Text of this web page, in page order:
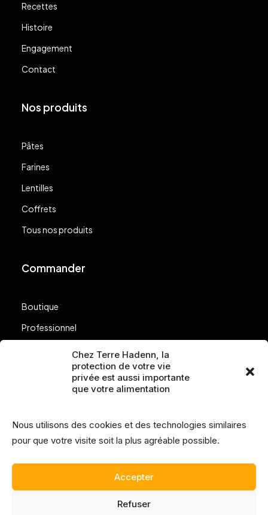
Chez Terre Hadenn, la
protection de votre vie
privée est aussi importante
que votre alimentation
Nous utilisons des cookies et des technologies similaires
pour que votre visite soit la plus agréable possible.
Accepter
Refuser
Recettes
Histoire
Engagement
Contact
Nos produits
Pâtes
Farines
Lentilles
Coffrets
Tous nos produits
Commander
Boutique
Professionnel